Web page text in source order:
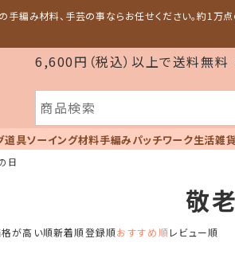
編み材料、手芸の事ならお任せください。約1万
6,600円（税込）以上で送料無
道具ソーイング材料手編みパッチワーク生活雑貨
日
敬
が高い順新着順登録順おすすめ順レビュー順